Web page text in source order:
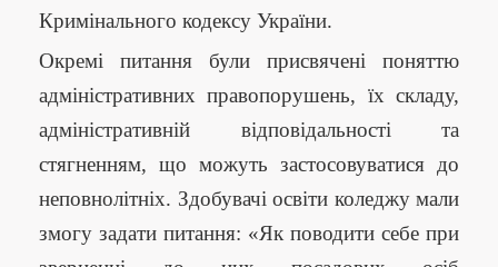
Кримінального кодексу України.
Окремі питання були присвячені поняттю
адміністративних правопорушень, їх складу,
адміністративній відповідальності та
стягненням, що можуть застосовуватися до
неповнолітніх. Здобувачі освіти коледжу мали
змогу задати питання: «Як поводити себе при